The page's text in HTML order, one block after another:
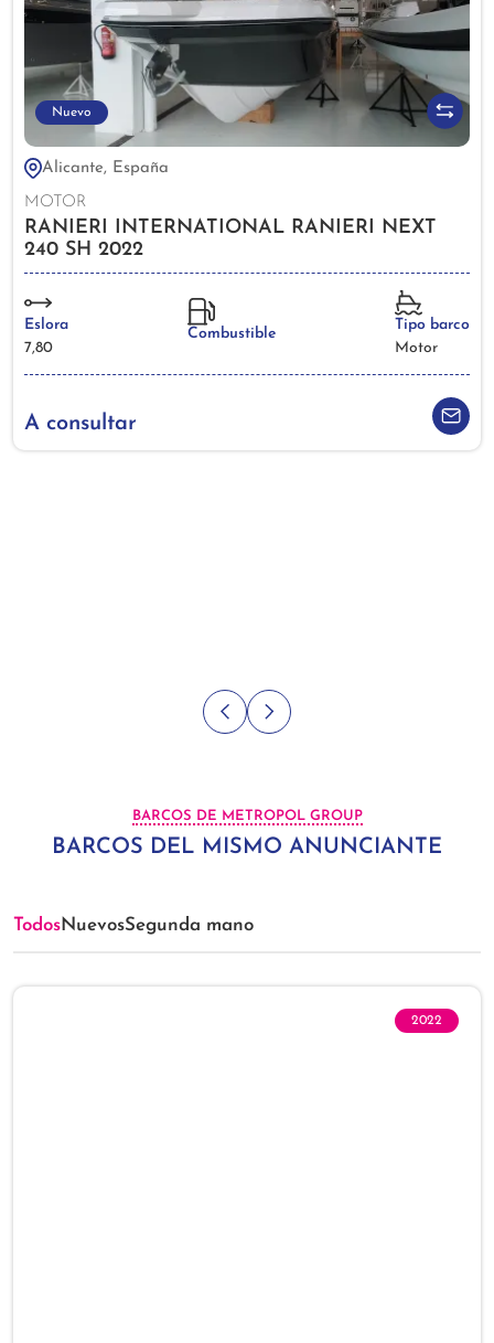
Nuevo
Alicante, España
MOTOR
RANIERI INTERNATIONAL RANIERI NEXT
240 SH 2022
Eslora
7,80
Combustible
Tipo barco
Motor
A consultar
BARCOS DE METROPOL GROUP
BARCOS DEL MISMO ANUNCIANTE
TodosNuevosSegunda mano
2022